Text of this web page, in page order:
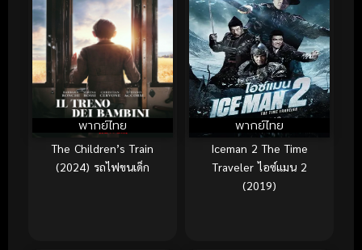
พากย์ไทย
The Children’s Train
(2024) รถไฟขนเด็ก
พากย์ไทย
Iceman 2 The Time
Traveler ไอซ์แมน 2
(2019)